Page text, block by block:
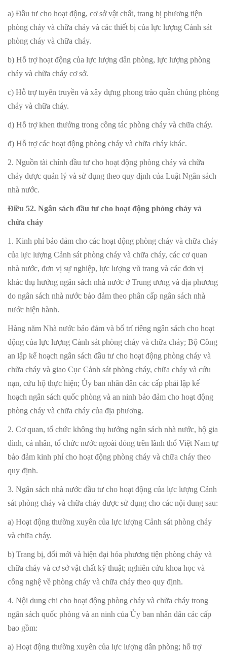
a) Đầu tư cho hoạt động, cơ sở vật chất, trang bị phương tiện
phòng cháy và chữa cháy và các thiết bị của lực lượng Cảnh sát
phòng cháy và chữa cháy.
b) Hỗ trợ hoạt động của lực lượng dân phòng, lực lượng phòng
cháy và chữa cháy cơ sở.
c) Hỗ trợ tuyên truyền và xây dựng phong trào quần chúng phòng
cháy và chữa cháy.
d) Hỗ trợ khen thưởng trong công tác phòng cháy và chữa cháy.
đ) Hỗ trợ các hoạt động phòng cháy và chữa cháy khác.
2. Nguồn tài chính đầu tư cho hoạt động phòng cháy và chữa
cháy được quản lý và sử dụng theo quy định của Luật Ngân sách
nhà nước.
Điều 52. Ngân sách đầu tư cho hoạt động phòng cháy và
chữa cháy
1. Kinh phí bảo đảm cho các hoạt động phòng cháy và chữa cháy
của lực lượng Cảnh sát phòng cháy và chữa cháy, các cơ quan
nhà nước, đơn vị sự nghiệp, lực lượng vũ trang và các đơn vị
khác thụ hưởng ngân sách nhà nước ở Trung ương và địa phương
do ngân sách nhà nước bảo đảm theo phân cấp ngân sách nhà
nước hiện hành.
Hàng năm Nhà nước bảo đảm và bố trí riêng ngân sách cho hoạt
động của lực lượng Cảnh sát phòng cháy và chữa cháy; Bộ Công
an lập kế hoạch ngân sách đầu tư cho hoạt động phòng cháy và
chữa cháy và giao Cục Cảnh sát phòng cháy, chữa cháy và cứu
nạn, cứu hộ thực hiện; Ủy ban nhân dân các cấp phải lập kế
hoạch ngân sách quốc phòng và an ninh bảo đảm cho hoạt động
phòng cháy và chữa cháy của địa phương.
2. Cơ quan, tổ chức không thụ hưởng ngân sách nhà nước, hộ gia
đình, cá nhân, tổ chức nước ngoài đóng trên lãnh thổ Việt Nam tự
bảo đảm kinh phí cho hoạt động phòng cháy và chữa cháy theo
quy định.
3. Ngân sách nhà nước đầu tư cho hoạt động của lực lượng Cảnh
sát phòng cháy và chữa cháy được sử dụng cho các nội dung sau:
a) Hoạt động thường xuyên của lực lượng Cảnh sát phòng cháy
và chữa cháy.
b) Trang bị, đổi mới và hiện đại hóa phương tiện phòng cháy và
chữa cháy và cơ sở vật chất kỹ thuật; nghiên cứu khoa học và
công nghệ về phòng cháy và chữa cháy theo quy định.
4. Nội dung chi cho hoạt động phòng cháy và chữa cháy trong
ngân sách quốc phòng và an ninh của Ủy ban nhân dân các cấp
bao gồm:
a) Hoạt động thường xuyên của lực lượng dân phòng; hỗ trợ